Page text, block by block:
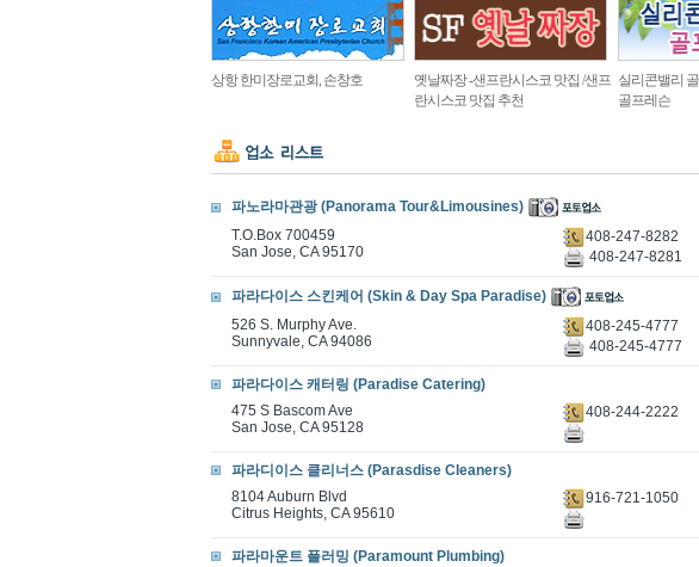
상항 한미장로교회, 손창호
옛날짜장 -샌프란시스코 맛집 /샌프
란시스코 맛집 추천
실리콘밸리
골프레슨
파노라마관광 (Panorama Tour&Limousines)
T.O.Box 700459
San Jose, CA 95170
408-247-8282
408-247-8281
파라다이스 스킨케어 (Skin & Day Spa Paradise)
526 S. Murphy Ave.
Sunnyvale, CA 94086
408-245-4777
408-245-4777
파라다이스 캐터링 (Paradise Catering)
475 S Bascom Ave
San Jose, CA 95128
408-244-2222
파라디이스 클리너스 (Parasdise Cleaners)
8104 Auburn Blvd
Citrus Heights, CA 95610
916-721-1050
파라마운트 플러밍 (Paramount Plumbing)